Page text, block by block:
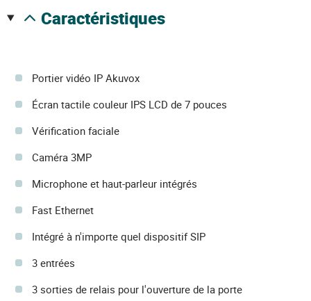
caractéristiques
Portier vidéo IP Akuvox
Écran tactile couleur IPS LCD de 7 pouces
Vérification faciale
Caméra 3MP
Microphone et haut-parleur intégrés
Fast Ethernet
Intégré à n'importe quel dispositif SIP
3 entrées
3 sorties de relais pour l'ouverture de la porte